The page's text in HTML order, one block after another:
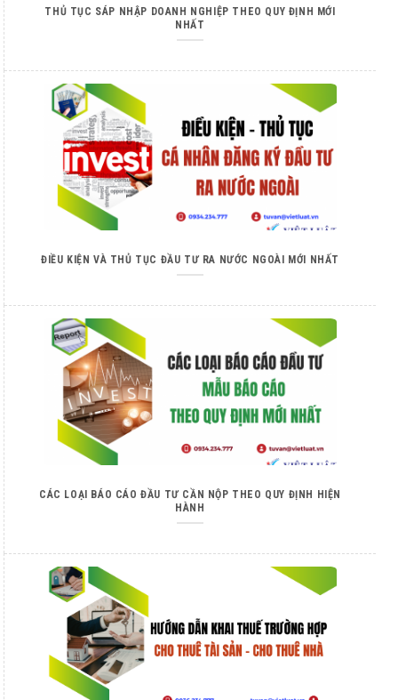
THỦ TỤC SÁP NHẬP DOANH NGHIỆP THEO QUY ĐỊNH MỚI
NHẤT
ĐIỀU KIỆN VÀ THỦ TỤC ĐẦU TƯ RA NƯỚC NGOÀI MỚI NHẤT
CÁC LOẠI BÁO CÁO ĐẦU TƯ CẦN NỘP THEO QUY ĐỊNH HIỆN
HÀNH